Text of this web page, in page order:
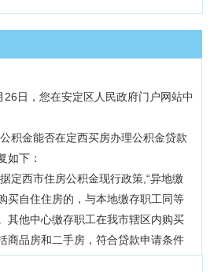
如下：
买自住住房的，与本地缴存职工同等
其他中心缴存职工在我市辖区内购买
商品房和二手房，符合贷款申请条件